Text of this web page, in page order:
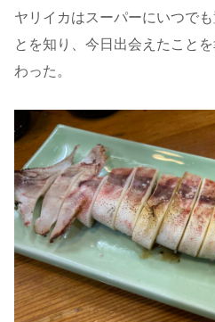
ヤリイカはスーパーにいつで
とを知り、今日出会えたこと
わった。